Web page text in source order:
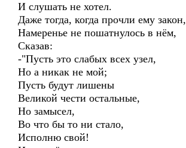
И слушать не хотел.
Даже тогда, когда прочли ему закон,
Намеренье не пошатнулось в нём,
Сказав:
-"Пусть это слабых всех узел,
Но а никак не мой;
Пусть будут лишены
Великой чести остальные,
Но замысел,
Во что бы то ни стало,
Исполню свой!